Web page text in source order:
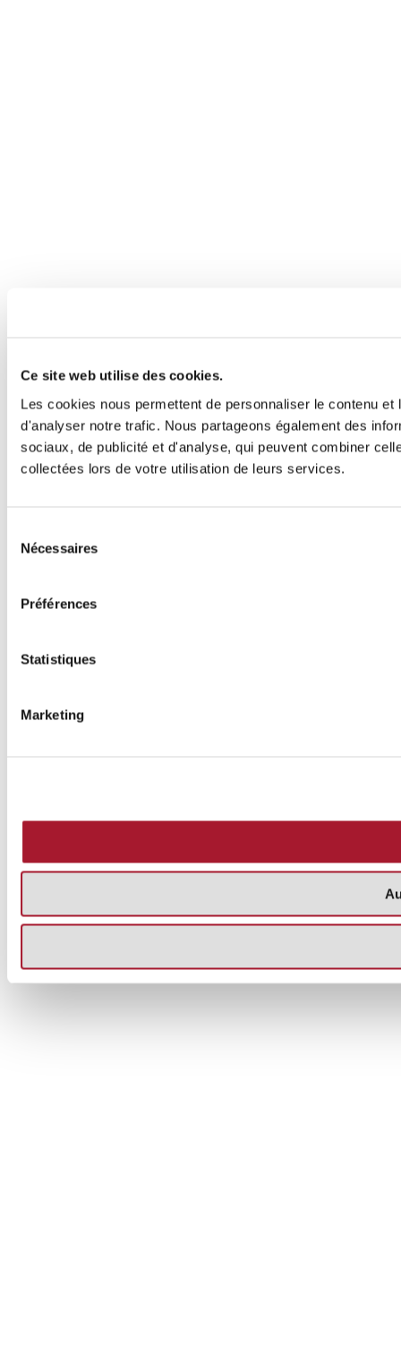
Ce site web utilise des cookies.
Les cookies nous permettent de personnaliser le contenu
d'analyser notre trafic. Nous partageons également des
sociaux, de publicité et d'analyse, qui peuvent combiner
collectées lors de votre utilisation de leurs services.
Nécessaires
Préférences
Statistiques
Marketing